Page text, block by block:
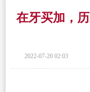
在牙买加，
2022-07-20 02:03